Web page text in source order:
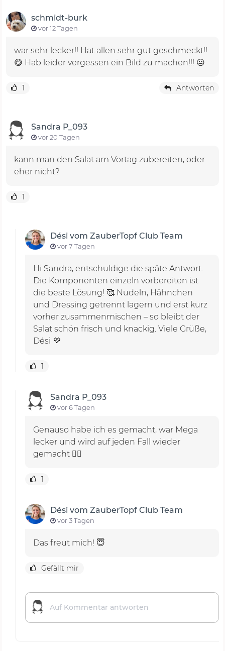
schmidt-burk
vor 12 Tagen
war sehr lecker!! Hat allen sehr gut geschmeckt!!
😋 Hab leider vergessen ein Bild zu machen!!! 😐
1 Antworten
Sandra P_093
vor 20 Tagen
kann man den Salat am Vortag zubereiten, oder
eher nicht?
1
Dési vom ZauberTopf Club Team
vor 7 Tagen
Hi Sandra, entschuldige die späte Antwort.
Die Komponenten einzeln vorbereiten ist
die beste Lösung! 🥰 Nudeln, Hähnchen
und Dressing getrennt lagern und erst kurz
vorher zusammenmischen – so bleibt der
Salat schön frisch und knackig. Viele Grüße,
Dési 💜
1
Sandra P_093
vor 6 Tagen
Genauso habe ich es gemacht, war Mega
lecker und wird auf jeden Fall wieder
gemacht 👍🏻
1
Dési vom ZauberTopf Club Team
vor 3 Tagen
Das freut mich! 😇
Gefällt mir